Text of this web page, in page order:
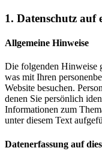
1. Datenschutz auf
Allgemeine Hinweise
Die folgenden Hinweise
was mit Ihren
Website besuchen.
denen Sie persönlich
Informationen zum
unter diesem Text
Datenerfassung auf